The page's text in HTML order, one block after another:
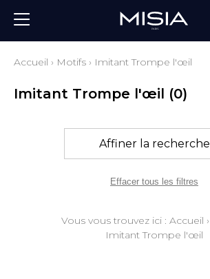
Accueil › Motifs › Imitant Trompe l'œil
Imitant Trompe l'œil (0)
Affiner la recherche
Effacer tous les filtres
Vous vous trouvez ici : Accueil ›
Imitant Trompe l'œil